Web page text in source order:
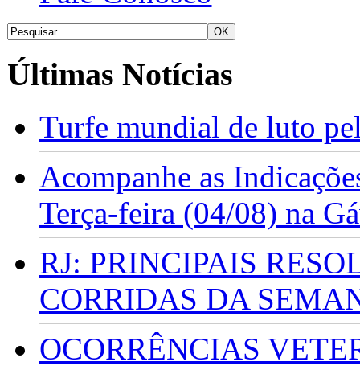
Últimas Notícias
Turfe mundial de luto
Acompanhe as
Terça-feira (04/08) na
RJ: PRINCIPAIS
CORRIDAS DA
OCORRÊNCIAS